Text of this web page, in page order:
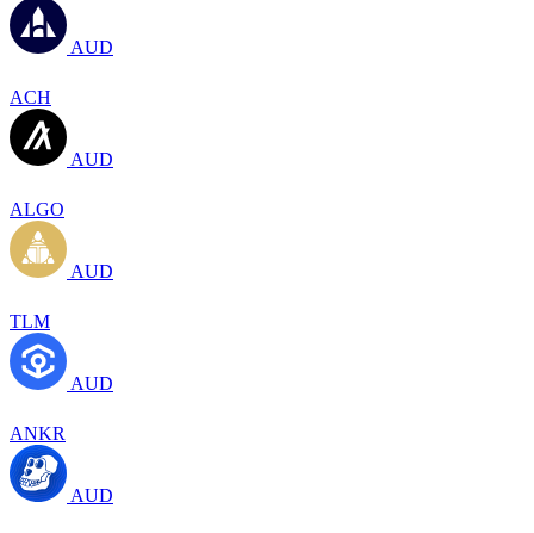
AUD
ACH
AUD
ALGO
AUD
TLM
AUD
ANKR
AUD